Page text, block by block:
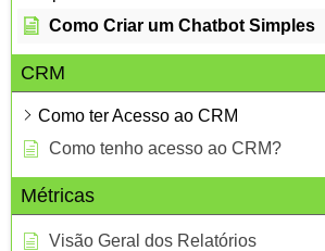
Como Criar um Chatbot Simples
CRM
Como ter Acesso ao CRM
Como tenho acesso ao CRM?
Métricas
Visão Geral dos Relatórios